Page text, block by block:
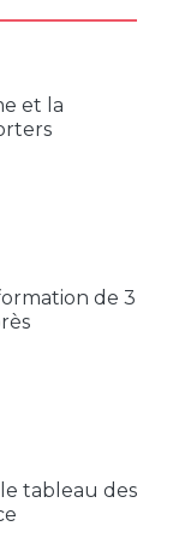
et la
de 3
tableau des